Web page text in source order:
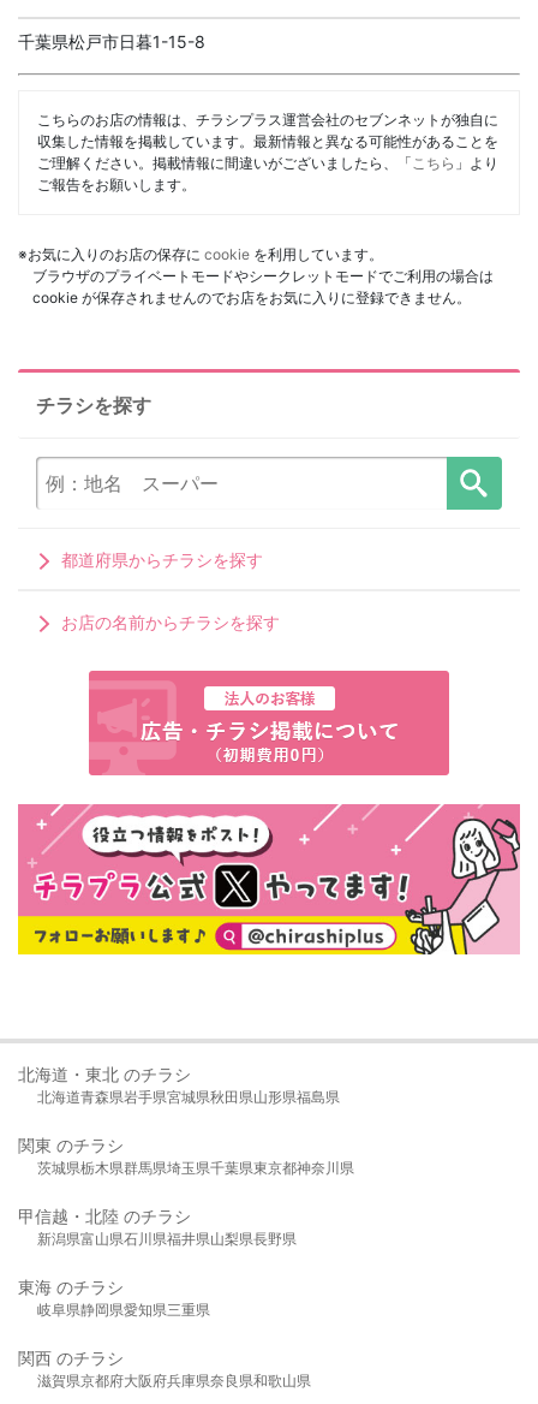
千葉県松戸市日暮1-15-8
こちらのお店の情報は、チラシプラス運営会社のセブンネットが独自に
収集した情報を掲載しています。最新情報と異なる可能性があることを
ご理解ください。掲載情報に間違いがございましたら、「 こちら 」より
ご報告をお願いします。
※お気に入りのお店の保存に cookie を利用しています。
ブラウザのプライベートモードやシークレットモードでご利用の場合は
cookie が保存されませんのでお店をお気に入りに登録できません。
チラシを探す
都道府県からチラシを探す
お店の名前からチラシを探す
北海道・東北 のチラシ
北海道青森県岩手県宮城県秋田県山形県福島県
関東 のチラシ
茨城県栃木県群馬県埼玉県千葉県東京都神奈川県
甲信越・北陸 のチラシ
新潟県富山県石川県福井県山梨県長野県
東海 のチラシ
岐阜県静岡県愛知県三重県
関西 のチラシ
滋賀県京都府大阪府兵庫県奈良県和歌山県